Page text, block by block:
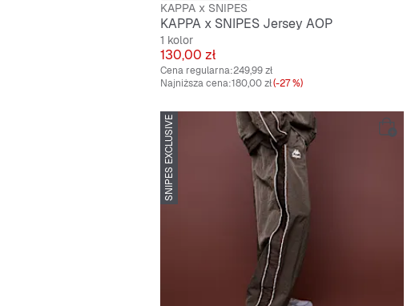
KAPPA x SNIPES
KAPPA x SNIPES Jersey AOP
1 kolor
Cena
130,00 zł
Cena regularna:249,99 zł
Najniższa cena:180,00 zł(-27 %)
SNIPES EXCLUSIVE